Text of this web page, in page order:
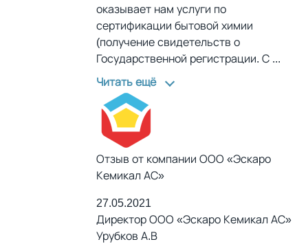
оказывает нам услуги по
сертификации бытовой химии
(получение свидетельств о
Государственной регистрации. С ...
Читать ещё
Отзыв от компании ООО «Эскаро
Кемикал АС»
27.05.2021
Директор ООО «Эскаро Кемикал АС»
Урубков А.В